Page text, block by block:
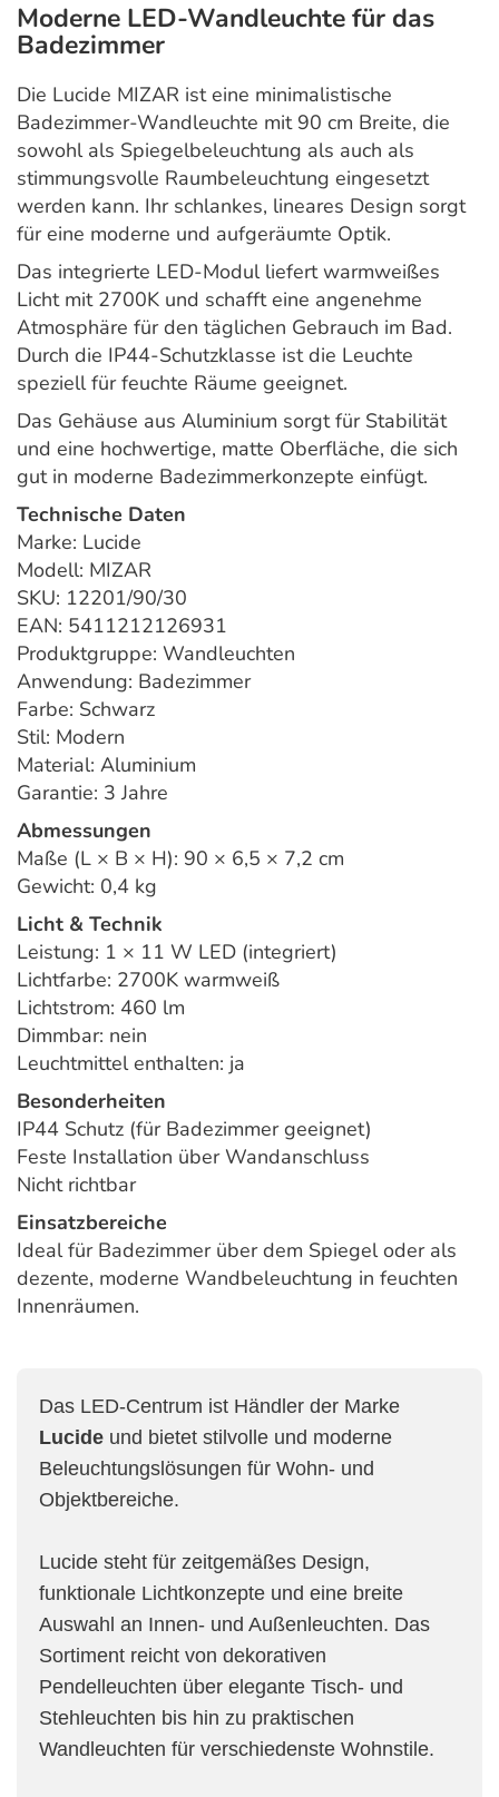
Moderne LED-Wandleuchte für das
Badezimmer
Die Lucide MIZAR ist eine minimalistische
Badezimmer-Wandleuchte mit 90 cm Breite, die
sowohl als Spiegelbeleuchtung als auch als
stimmungsvolle Raumbeleuchtung eingesetzt
werden kann. Ihr schlankes, lineares Design sorgt
für eine moderne und aufgeräumte Optik.
Das integrierte LED-Modul liefert warmweißes
Licht mit 2700K und schafft eine angenehme
Atmosphäre für den täglichen Gebrauch im Bad.
Durch die IP44-Schutzklasse ist die Leuchte
speziell für feuchte Räume geeignet.
Das Gehäuse aus Aluminium sorgt für Stabilität
und eine hochwertige, matte Oberfläche, die sich
gut in moderne Badezimmerkonzepte einfügt.
Technische Daten
Marke: Lucide
Modell: MIZAR
SKU: 12201/90/30
EAN: 5411212126931
Produktgruppe: Wandleuchten
Anwendung: Badezimmer
Farbe: Schwarz
Stil: Modern
Material: Aluminium
Garantie: 3 Jahre
Abmessungen
Maße (L × B × H): 90 × 6,5 × 7,2 cm
Gewicht: 0,4 kg
Licht & Technik
Leistung: 1 × 11 W LED (integriert)
Lichtfarbe: 2700K warmweiß
Lichtstrom: 460 lm
Dimmbar: nein
Leuchtmittel enthalten: ja
Besonderheiten
IP44 Schutz (für Badezimmer geeignet)
Feste Installation über Wandanschluss
Nicht richtbar
Einsatzbereiche
Ideal für Badezimmer über dem Spiegel oder als
dezente, moderne Wandbeleuchtung in feuchten
Innenräumen.
Das LED-Centrum ist Händler der Marke
Lucide und bietet stilvolle und moderne
Beleuchtungslösungen für Wohn- und
Objektbereiche.
Lucide steht für zeitgemäßes Design,
funktionale Lichtkonzepte und eine breite
Auswahl an Innen- und Außenleuchten. Das
Sortiment reicht von dekorativen
Pendelleuchten über elegante Tisch- und
Stehleuchten bis hin zu praktischen
Wandleuchten für verschiedenste Wohnstile.